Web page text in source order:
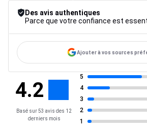
Des avis authentiques
Ajouter à vos sources
4.2
Basé sur 53 avis des 12
derniers mois
5
4
3
2
1